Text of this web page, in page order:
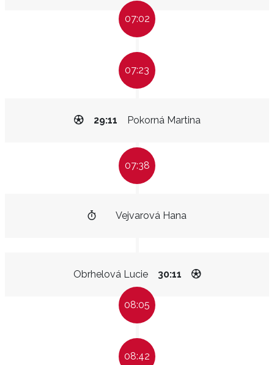
07:02
07:23
Pokorná Martina
29:11
07:38
Vejvarová Hana
Obrhelová Lucie 30:11
08:05
08:42